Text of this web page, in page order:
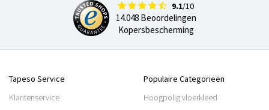
9.1/10
14.048 Beoordelingen
Kopersbescherming
Tapeso Service
Klantenservice
Populaire Categorieën
Hoogpolig vloerkleed